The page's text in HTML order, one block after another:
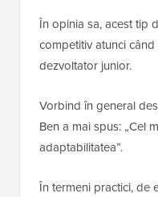
În opinia sa, acest tip
competitiv atunci
dezvoltator junior.
Vorbind în general
Ben a mai spus: „Cel
adaptabilitatea”.
În termeni practici, de